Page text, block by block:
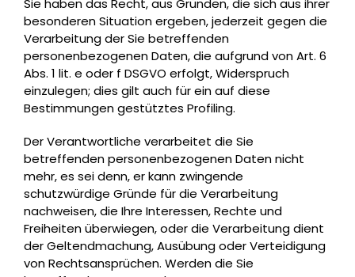
Sie haben das Recht, aus Gründen, die sich aus ihrer
besonderen Situation ergeben, jederzeit gegen die
Verarbeitung der Sie betreffenden
personenbezogenen Daten, die aufgrund von Art. 6
Abs. 1 lit. e oder f DSGVO erfolgt, Widerspruch
einzulegen; dies gilt auch für ein auf diese
Bestimmungen gestütztes Profiling.
Der Verantwortliche verarbeitet die Sie
betreffenden personenbezogenen Daten nicht
mehr, es sei denn, er kann zwingende
schutzwürdige Gründe für die Verarbeitung
nachweisen, die Ihre Interessen, Rechte und
Freiheiten überwiegen, oder die Verarbeitung dient
der Geltendmachung, Ausübung oder Verteidigung
von Rechtsansprüchen. Werden die Sie